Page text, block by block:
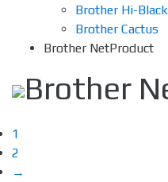
Brother Hi-Black
Brother Cactus
Brother NetProduct
Brother
1
2
→